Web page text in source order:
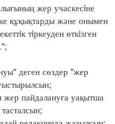
жер учаскесiне
құқықтарды және онымен
тiркеуден өткiзген
деген сөздер "жер
пайдалануға уақытша